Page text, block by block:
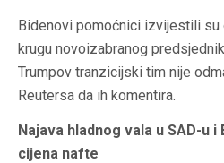
Bidenovi pomoćnici izvijestili su
krugu novoizabranog
Trumpov tranzicijski tim nije
Reutersa da ih komentira.
Najava hladnog vala u SAD-u
cijena nafte